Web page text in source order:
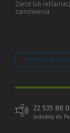
Zwrot lub
zamówienia
Zarządzaj
22 535 88
Jesteśmy do